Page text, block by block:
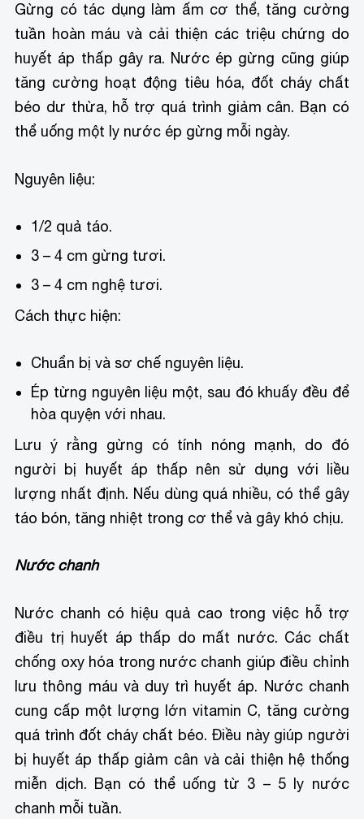
Gừng có tác dụng làm ấm cơ thể, tăng cường
tuần hoàn máu và cải thiện các triệu chứng do
huyết áp thấp gây ra. Nước ép gừng cũng giúp
tăng cường hoạt động tiêu hóa, đốt cháy chất
béo dư thừa, hỗ trợ quá trình giảm cân. Bạn có
thể uống một ly nước ép gừng mỗi ngày.
Nguyên liệu:
1/2 quả táo.
3 – 4 cm gừng tươi.
3 – 4 cm nghệ tươi.
Cách thực hiện:
Chuẩn bị và sơ chế nguyên liệu.
Ép từng nguyên liệu một, sau đó khuấy đều để
hòa quyện với nhau.
Lưu ý rằng gừng có tính nóng mạnh, do đó
người bị huyết áp thấp nên sử dụng với liều
lượng nhất định. Nếu dùng quá nhiều, có thể gây
táo bón, tăng nhiệt trong cơ thể và gây khó chịu.
Nước chanh
Nước chanh có hiệu quả cao trong việc hỗ trợ
điều trị huyết áp thấp do mất nước. Các chất
chống oxy hóa trong nước chanh giúp điều chỉnh
lưu thông máu và duy trì huyết áp. Nước chanh
cung cấp một lượng lớn vitamin C, tăng cường
quá trình đốt cháy chất béo. Điều này giúp người
bị huyết áp thấp giảm cân và cải thiện hệ thống
miễn dịch. Bạn có thể uống từ 3 – 5 ly nước
chanh mỗi tuần.